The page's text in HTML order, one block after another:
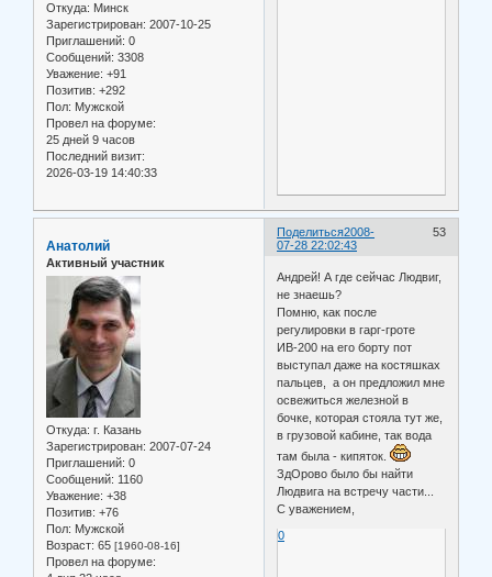
Откуда: Минск
Зарегистрирован: 2007-10-25
Приглашений: 0
Сообщений: 3308
Уважение: +91
Позитив: +292
Пол: Мужской
Провел на форуме:
25 дней 9 часов
Последний визит:
2026-03-19 14:40:33
Поделиться 53
2008-
07-28 22:02:43
Анатолий
Активный участник
Откуда: г. Казань
Зарегистрирован: 2007-07-24
Приглашений: 0
Сообщений: 1160
Уважение: +38
Позитив: +76
Пол: Мужской
Возраст: 65 [1960-08-16]
Провел на форуме:
Андрей! А где сейчас Людвиг,
не знаешь?
Помню, как после
регулировки в гарг-гроте
ИВ-200 на его борту пот
выступал даже на костяшках
пальцев, а он предложил мне
освежиться железной в
бочке, которая стояла тут же,
в грузовой кабине, так вода
там была - кипяток.
ЗдОрово было бы найти
Людвига на встречу части...
С уважением,
0